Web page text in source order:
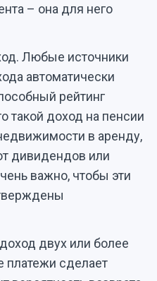
– она для него
Любые источники
автоматически
рейтинг
такой доход на пенсии
в аренду,
дивидендов или
важно, чтобы эти
двух или более
платежи сделает